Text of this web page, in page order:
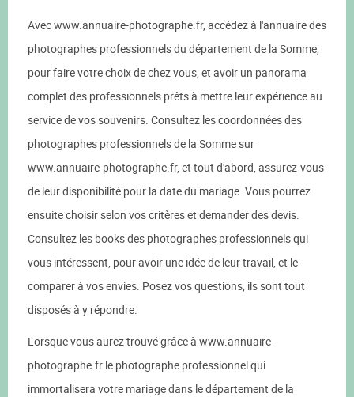
Avec www.annuaire-photographe.fr, accédez à l'annuaire des
photographes professionnels du département de la Somme,
pour faire votre choix de chez vous, et avoir un panorama
complet des professionnels prêts à mettre leur expérience au
service de vos souvenirs. Consultez les coordonnées des
photographes professionnels de la Somme sur
www.annuaire-photographe.fr, et tout d'abord, assurez-vous
de leur disponibilité pour la date du mariage. Vous pourrez
ensuite choisir selon vos critères et demander des devis.
Consultez les books des photographes professionnels qui
vous intéressent, pour avoir une idée de leur travail, et le
comparer à vos envies. Posez vos questions, ils sont tout
disposés à y répondre.
Lorsque vous aurez trouvé grâce à www.annuaire-
photographe.fr le photographe professionnel qui
immortalisera votre mariage dans le département de la